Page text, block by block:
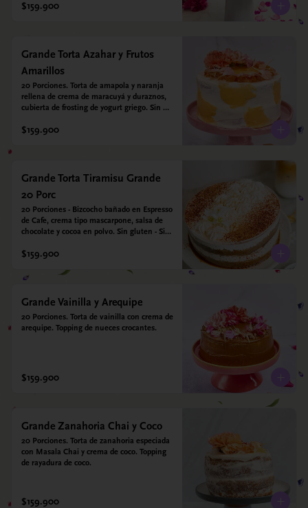
$159.900
Grande Torta Azahar y Frutos
Amarillos
20 Porciones. Torta de amapola y naranja
rellena de crema de maracuyá y duraznos,
cubierta de frosting de yogurt griego. Sin
$159.900
Grande Torta Tiramisu Grande
20 Porc
20 Porciones - Bizcocho bañado en Espresso
de Cafe, crema tipo mascarpone, salsa de
chocolate y cocoa en polvo. Sin gluten - Sin
$159.900
Grande Vainilla y Arequipe
20 Porciones. Torta de vainilla con crema de
arequipe. Topping de nueces crocantes.
$159.900
Grande Zanahoria Chai y Coco
20 Porciones. Torta de zanahoria especiada
con Masala Chai y crema de coco. Topping
de rayadura de coco.
$159.900